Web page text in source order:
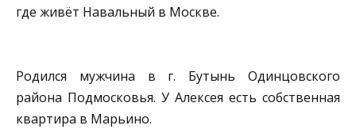
где живёт Навальный в Москве.
Родился мужчина в г. Бутынь Одинцовского
района Подмосковья. У Алексея есть собственная
квартира в Марьино.